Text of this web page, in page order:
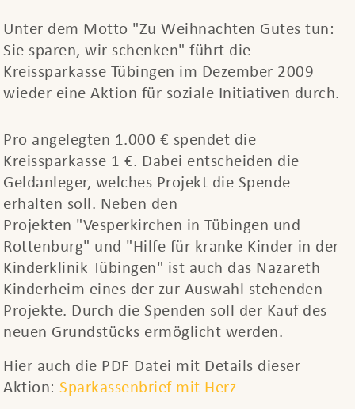
Unter dem Motto "Zu Weihnachten Gutes tun:
Sie sparen, wir schenken" führt die
Kreissparkasse Tübingen im Dezember 2009
wieder eine Aktion für soziale Initiativen durch.
Pro angelegten 1.000 € spendet die
Kreissparkasse 1 €. Dabei entscheiden die
Geldanleger, welches Projekt die Spende
erhalten soll. Neben den
Projekten "Vesperkirchen in Tübingen und
Rottenburg" und "Hilfe für kranke Kinder in der
Kinderklinik Tübingen" ist auch das Nazareth
Kinderheim eines der zur Auswahl stehenden
Projekte. Durch die Spenden soll der Kauf des
neuen Grundstücks ermöglicht werden.
Hier auch die PDF Datei mit Details dieser
Aktion: Sparkassenbrief mit Herz